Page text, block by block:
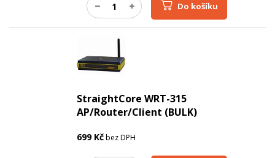
Do košíku
StraightCore WRT-315
AP/Router/Client (BULK)
699Kčbez DPH